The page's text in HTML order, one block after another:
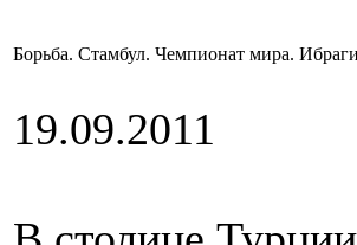
Борьба. Стамбул. Чемпионат мира.
19.09.2011